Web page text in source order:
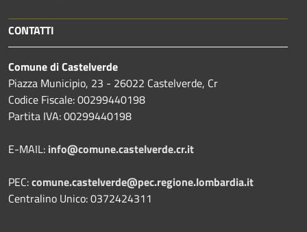
CONTATTI
Comune di Castelverde
Piazza Municipio, 23 - 26022 Castelverde, Cr
Codice Fiscale: 00299440198
Partita IVA: 00299440198
E-MAIL: info@comune.castelverde.cr.it
PEC:comune.castelverde@pec.regione.lombardia.it
Centralino Unico: 0372424311